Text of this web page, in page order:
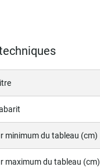
minimum du tableau (cm)
maximum du tableau (cm)